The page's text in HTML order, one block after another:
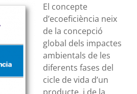
El concepte
d’ecoeficiència neix
de la concepció
global dels impactes
ambientals de les
diferents fases del
cicle de vida d’un